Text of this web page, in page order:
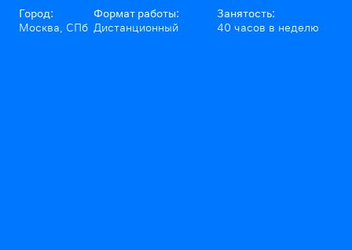
Город:
Москва, СПб
Формат работы:
Дистанционный
Занятость:
40 часов в неделю